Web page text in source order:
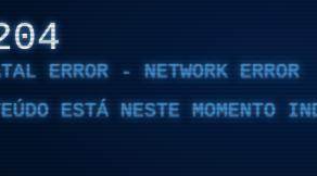
ERROR - NETWORK ERROR
ESTÁ NESTE MOMENTO